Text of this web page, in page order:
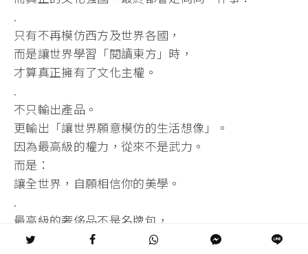
.
只有不再模仿西方及世界各國，
而是讓世界學習「閱讀東方」時，
才算真正擁有了文化主權。
.
不只輸出產品。
更輸出「讓世界願意模仿的生活想像」。
因為最高級的權力，從來不是武力。
而是：
讓全世界，自願相信你的美學。
.
最高級的奢侈品不是名牌包，
而是你對世界的解讀能力，